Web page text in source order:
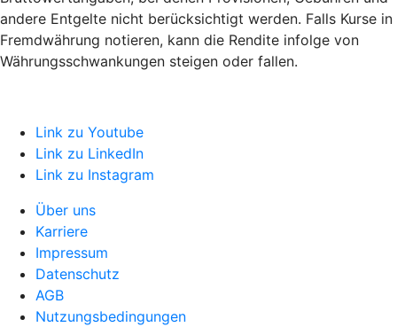
andere Entgelte nicht berücksichtigt werden. Falls Kurse in
Fremdwährung notieren, kann die Rendite infolge von
Währungsschwankungen steigen oder fallen.
Link zu Youtube
Link zu LinkedIn
Link zu Instagram
Über uns
Karriere
Impressum
Datenschutz
AGB
Nutzungsbedingungen